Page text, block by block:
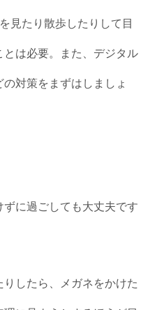
見たり散歩したりして目
は必要。また、デジタル
対策をまずはしましょ
ずに過ごしても大丈夫です
したら、メガネをかけた